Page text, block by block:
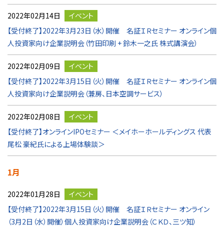
2022年02月14日
イベント
【受付終了】2022年3月23日（水）開催 名証ＩＲセミナー オンライン個
人投資家向け企業説明会（竹田印刷 + 鈴木一之氏 株式講演会）
2022年02月09日
イベント
【受付終了】2022年3月15日（火）開催 名証ＩＲセミナー オンライン個
人投資家向け企業説明会（兼房、日本空調サービス）
2022年02月08日
イベント
【受付終了】オンラインIPOセミナー ＜メイホーホールディングス 代表
尾松 豪紀氏による上場体験談＞
1月
2022年01月28日
イベント
【受付終了】2022年3月15日（火）開催 名証ＩＲセミナー オンライン
（3月2日（水）開催）個人投資家向け企業説明会（ＣＫＤ、三ツ知）